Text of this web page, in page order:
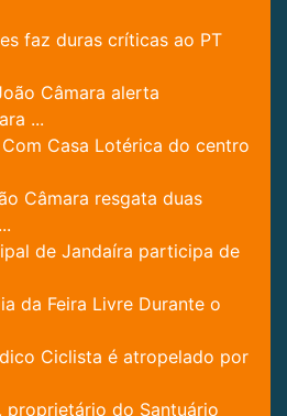
faz duras críticas ao PT
Câmara alerta
...
Casa Lotérica do centro
Câmara resgata duas
de Jandaíra participa de
da Feira Livre Durante o
Ciclista é atropelado por
proprietário do Santuário